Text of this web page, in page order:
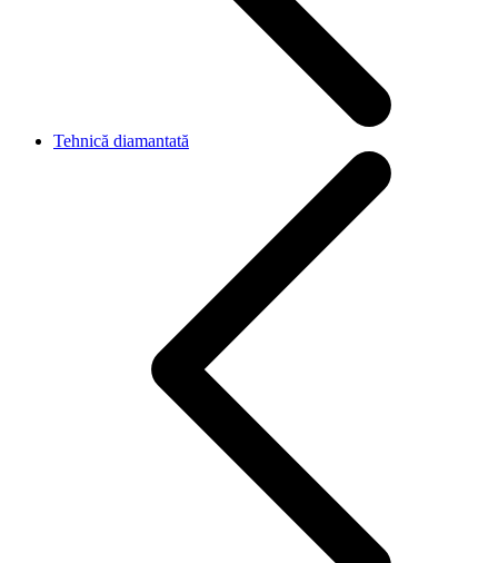
Tehnică diamantată